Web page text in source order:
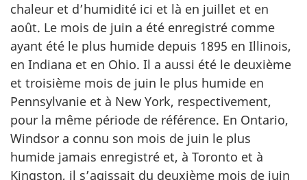
chaleur et d’humidité ici et là en juillet et en
août. Le mois de juin a été enregistré comme
ayant été le plus humide depuis 1895 en Illinois,
en Indiana et en Ohio. Il a aussi été le deuxième
et troisième mois de juin le plus humide en
Pennsylvanie et à New York, respectivement,
pour la même période de référence. En Ontario,
Windsor a connu son mois de juin le plus
humide jamais enregistré et, à Toronto et à
Kingston, il s’agissait du deuxième mois de juin